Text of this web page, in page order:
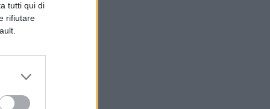
tutti qui di
rifiutare